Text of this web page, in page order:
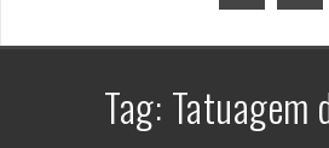
Tag: Tatuagem